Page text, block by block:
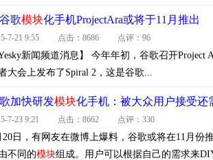
歌模块化手机ProjectAra或将于11月推出
7-21 9:55 点击：8686 点评：96
Yesky新闻频道消息】 今年年初，谷歌召开Project
大会上发布了Spiral 2，这是谷歌...
加快研发模块化手机：被大众用户接受还
7-23 9:21 点击：8662 点评：330
20日，有网友在微博上爆料，谷歌或将在11月份
不同的模块组成。用户可以根据自己的需求来